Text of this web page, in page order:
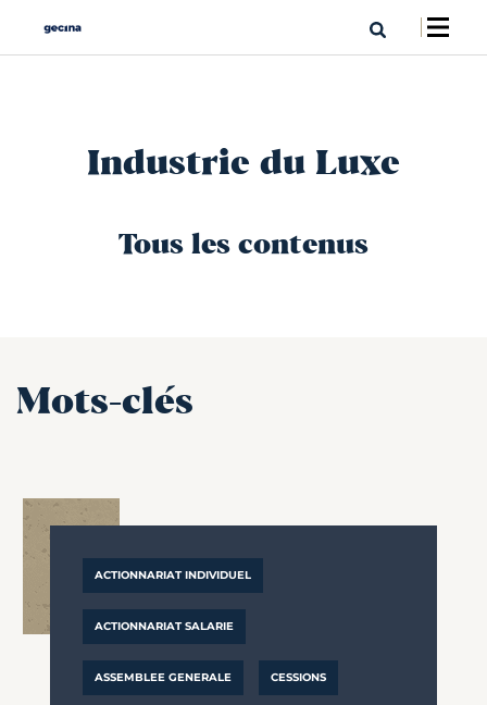
Industrie du Luxe
Tous les contenus
Mots-clés
ACTIONNARIAT INDIVIDUEL
ACTIONNARIAT SALARIE
ASSEMBLEE GENERALE CESSIONS